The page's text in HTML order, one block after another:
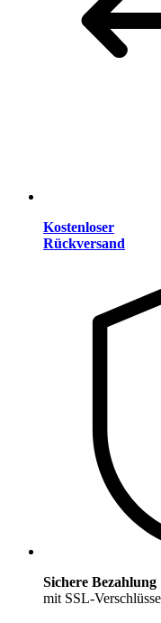
Kostenloser
Rückversand
Sichere Bezahlung
mit SSL-